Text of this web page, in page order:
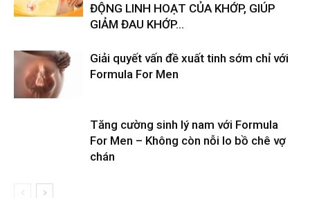
ĐỘNG LINH HOẠT CỦA KHỚP, GIÚP
GIẢM ĐAU KHỚP...
Giải quyết vấn đề xuất tinh sớm chỉ với
Formula For Men
Tăng cường sinh lý nam với Formula
For Men – Không còn nỗi lo bồ chê vợ
chán